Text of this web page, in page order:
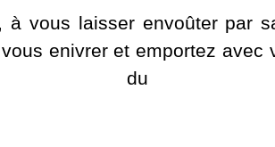
à vous laisser envoûter par
enivrer et emportez avec
du